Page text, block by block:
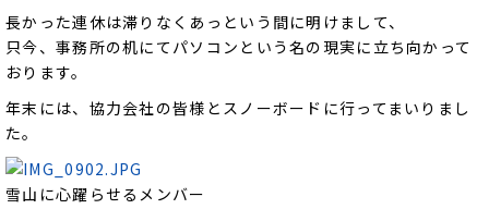
長かった連休は滞りなくあっという間に明けまして、
只今、事務所の机にてパソコンという名の現実に立ち向かって
おります。
年末には、協力会社の皆様とスノーボードに行ってまいりまし
た。
雪山に心躍らせるメンバー